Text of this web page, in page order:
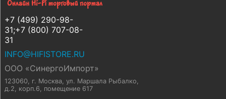
+7 (499) 290-98-
31;+7 (800) 707-08-
31
INFO@HIFISTORE.RU
ООО «СинергоИмпорт»
123060, г. Москва, ул. Маршала Рыбалко,
д.2, корп.6, помещение 617